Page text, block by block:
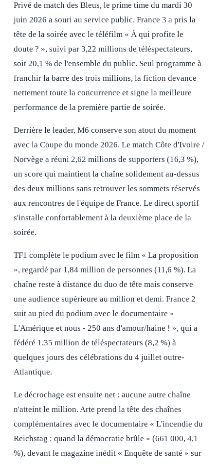
Privé de match des Bleus, le prime time du mardi 30
juin 2026 a souri au service public. France 3 a pris la
tête de la soirée avec le téléfilm « À qui profite le
doute ? », suivi par 3,22 millions de téléspectateurs,
soit 20,1 % de l'ensemble du public. Seul programme à
franchir la barre des trois millions, la fiction devance
nettement toute la concurrence et signe la meilleure
performance de la première partie de soirée.
Derrière le leader, M6 conserve son atout du moment
avec la Coupe du monde 2026. Le match Côte d'Ivoire /
Norvège a réuni 2,62 millions de supporters (16,3 %),
un score qui maintient la chaîne solidement au-dessus
des deux millions sans retrouver les sommets réservés
aux rencontres de l'équipe de France. Le direct sportif
s'installe confortablement à la deuxième place de la
soirée.
TF1 complète le podium avec le film « La proposition
», regardé par 1,84 million de personnes (11,6 %). La
chaîne reste à distance du duo de tête mais conserve
une audience supérieure au million et demi. France 2
suit au pied du podium avec le documentaire «
L'Amérique et nous - 250 ans d'amour/haine ! », qui a
fédéré 1,35 million de téléspectateurs (8,2 %) à
quelques jours des célébrations du 4 juillet outre-
Atlantique.
Le décrochage est ensuite net : aucune autre chaîne
n'atteint le million. Arte prend la tête des chaînes
complémentaires avec le documentaire « L'incendie du
Reichstag : quand la démocratie brûle » (661 000, 4,1
%), devant le magazine inédit « Enquête de santé » sur